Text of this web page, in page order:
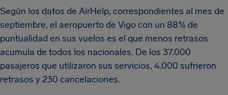
Según los datos de AirHelp, correspondientes al mes de
septiembre, el aeropuerto de Vigo con un 88% de
puntualidad en sus vuelos es el que menos retrasos
acumula de todos los nacionales. De los 37.000
pasajeros que utilizaron sus servicios, 4.000 sufrieron
retrasos y 230 cancelaciones.